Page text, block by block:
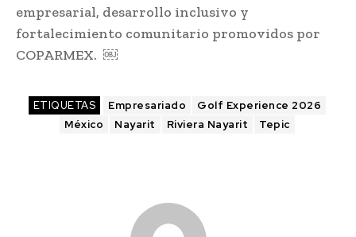
empresarial, desarrollo inclusivo y
fortalecimiento comunitario promovidos por
COPARMEX. ￼
ETIQUETAS Empresariado
Golf Experience 2026
México
Nayarit Riviera Nayarit Tepic